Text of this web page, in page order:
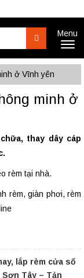
SearchMenu
ở Vĩnh yên
minh ở
thay dây cáp
rèm tại nhà.
rèm, giàn phơi, rèm